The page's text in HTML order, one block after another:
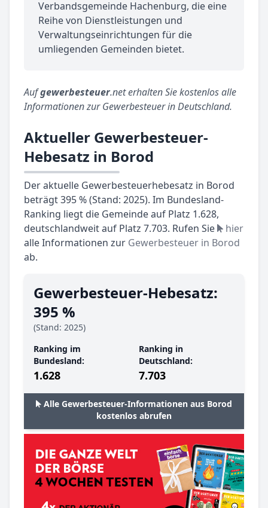
Verbandsgemeinde Hachenburg, die eine
Reihe von Dienstleistungen und
Verwaltungseinrichtungen für die
umliegenden Gemeinden bietet.
Aufgewerbesteuer.net erhalten Sie kostenlos alle
Informationen zur Gewerbesteuer in Deutschland.
Aktueller Gewerbesteuer-
Hebesatz in Borod
Der aktuelle Gewerbesteuerhebesatz in Borod
beträgt 395 % (Stand: 2025). Im Bundesland-
Ranking liegt die Gemeinde auf Platz 1.628,
deutschlandweit auf Platz 7.703. Rufen Sie
hier
alle Informationen zur Gewerbesteuer in Borod
ab.
Gewerbesteuer-Hebesatz:
395 %
(Stand: 2025)
Ranking im
Bundesland:
1.628
Ranking in
Deutschland:
7.703
Alle Gewerbesteuer-Informationen aus Borod
kostenlos abrufen